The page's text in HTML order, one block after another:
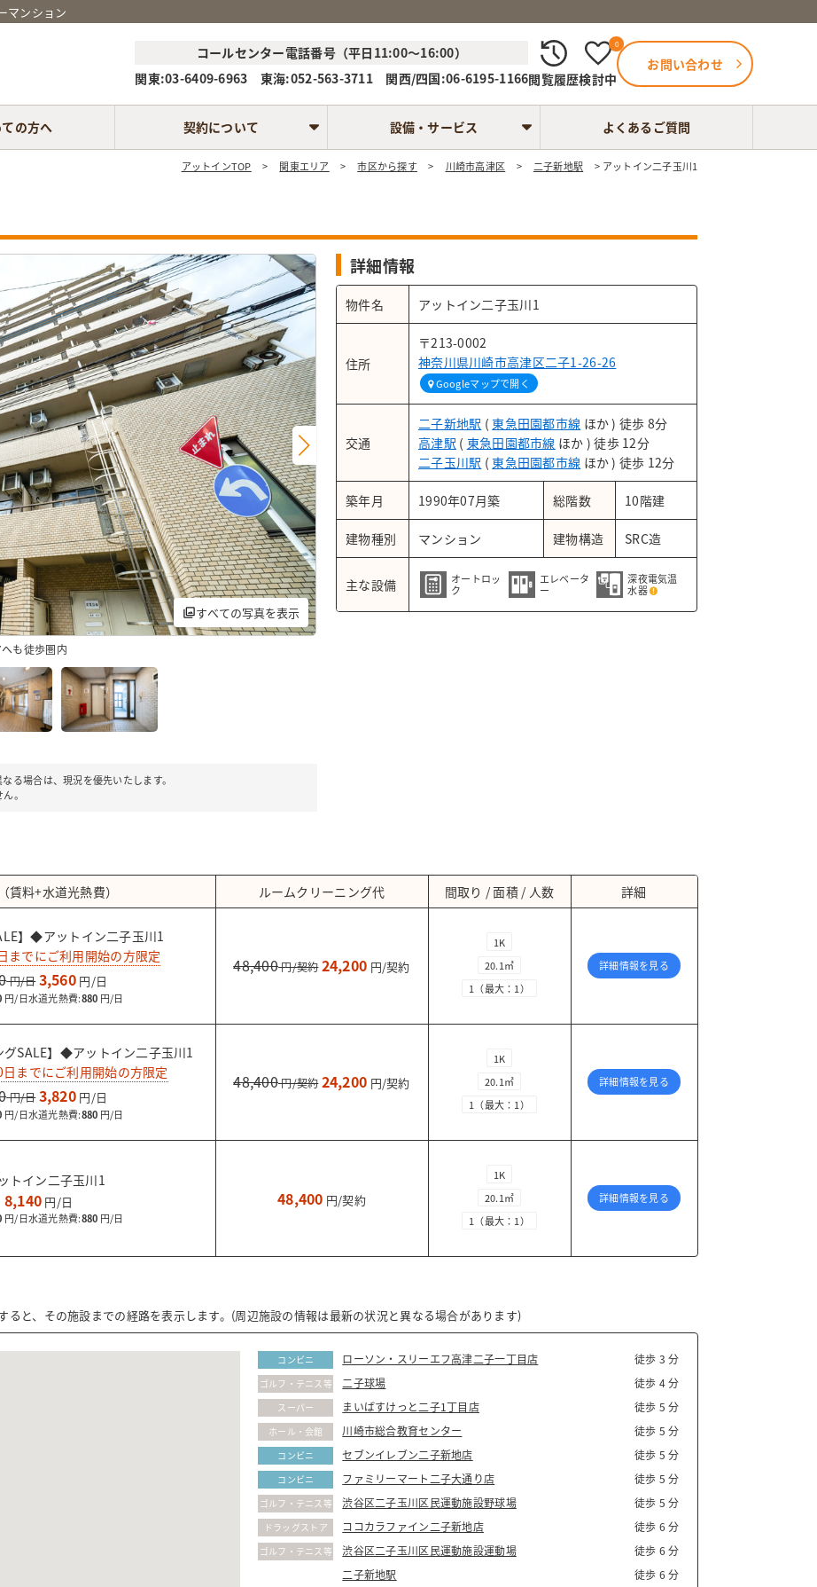
マンション
コールセンター電話番号（平日11:00～16:00）
関東:03-6409-6963 東海:052-563-3711 関西/四国:06-6195-1166閲覧履歴検討中
0
お問い合わせ
の方へ 契約について 設備・サービス よくあるご質問
アットインTOP 関東エリア 市区から探す 川崎市高津区 二子新地駅 アットイン二子玉川1
すべての写真を表示
も徒歩圏内
る場合は、現況を優先いたします。
。
詳細情報
物件名 アットイン二子玉川1
住所
〒213-0002
神奈川県川崎市高津区二子1-26-26
Googleマップで開く
交通
二子新地駅 ( 東急田園都市線 ほか ) 徒歩 8分
高津駅 ( 東急田園都市線 ほか ) 徒歩 12分
二子玉川駅 ( 東急田園都市線 ほか ) 徒歩 12分
築年月 1990年07月築 総階数 10階建
建物種別 マンション 建物構造 SRC造
主な設備 オートロッ
ク
エレベータ
ー
深夜電気温
水器
賃料+水道光熱費） ルームクリーニング代 間取り / 面積 / 人数 詳細
】◆アットイン二子玉川1
までにご利用開始の方限定
3,560
水道光熱費:880
48,400 24,200
1K
20.1㎡
1（最大：1）
詳細情報を見る
グSALE】◆アットイン二子玉川1
までにご利用開始の方限定
3,820
水道光熱費:880
48,400 24,200
1K
20.1㎡
1（最大：1）
詳細情報を見る
トイン二子玉川1
8,140
水道光熱費:880
48,400
1K
20.1㎡
1（最大：1）
詳細情報を見る
ると、その施設までの経路を表示します。(周辺施設の情報は最新の状況と異なる場合があります)
コンビニ ローソン・スリーエフ高津二子一丁目店 徒歩 3 分
ゴルフ・テニス等 二子球場 徒歩 4 分
スーパー まいばすけっと二子1丁目店 徒歩 5 分
ホール・会館 川崎市総合教育センター 徒歩 5 分
コンビニ セブンイレブン二子新地店 徒歩 5 分
コンビニ ファミリーマート二子大通り店 徒歩 5 分
ゴルフ・テニス等 渋谷区二子玉川区民運動施設野球場 徒歩 5 分
ドラッグストア ココカラファイン二子新地店 徒歩 6 分
ゴルフ・テニス等 渋谷区二子玉川区民運動施設運動場 徒歩 6 分
二子新地駅 徒歩 6 分
チャット機能が正常に機能しない
可能性がございます。
【推奨ブラウザ】
以下の最新バージョンのブラウザからご利用ください。
・Safari・Chrome・Firefox・Edge
チャット機能のご利用に関して